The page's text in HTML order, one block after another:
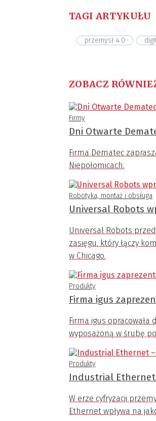
TAGI ARTYKUŁU
przemysł 4.0
ZOBACZ
Firmy
Dni Otwarte
Firma Dematec
Niepołomicach.
Robotyka, montaż i obsługa
Universal Robots
Universal Robots
zasięgu, który łączy
w Chicago.
Produkty
Firma igus
Firma igus
wyposażoną w śrubę
Produkty
Industrial Ethernet
W erze cyfryzacji
Ethernet wpływa na